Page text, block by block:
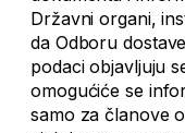
Državni organi,
da Odboru
podaci objavljuju
omogućiće se
samo za članove